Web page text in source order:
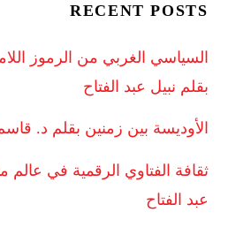
RECENT POSTS
السياسي الغربي من الرموز
بقلم نبيل عبد الفتاح
الأوديسة بين زمنين بقلم د.
ثقافة الفتاوي الرقمية في عالم
عبد الفتاح